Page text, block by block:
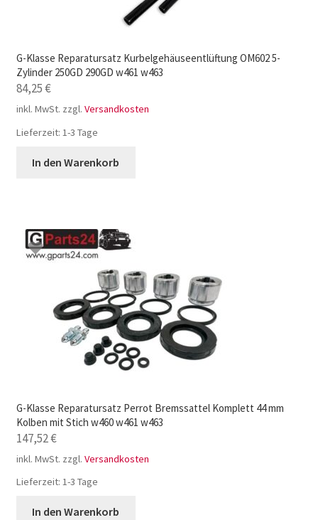
G-Klasse Reparatursatz Kurbelgehäuseentlüftung OM602 5-
Zylinder 250GD 290GD w461 w463
84,25€
inkl. MwSt. zzgl. Versandkosten
Lieferzeit: 1-3 Tage
In den Warenkorb
G-Klasse Reparatursatz Perrot Bremssattel Komplett 44 mm
Kolben mit Stich w460 w461 w463
147,52€
inkl. MwSt. zzgl. Versandkosten
Lieferzeit: 1-3 Tage
In den Warenkorb